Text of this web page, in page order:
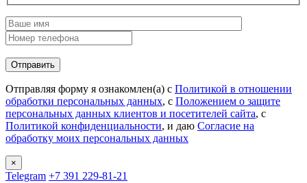
Отправляя форму я ознакомлен(а) с Политикой в отношении
обработки персональных данных, с Положением о защите
персональных данных клиентов и посетителей сайта, с
Политикой конфиденциальности, и даю Согласие на
обработку моих персональных данных
×
Telegram +7 391 229-81-21